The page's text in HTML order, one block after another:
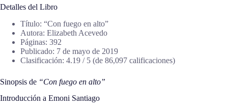
Detalles del Libro
Título: “Con fuego en alto”
Autora: Elizabeth Acevedo
Páginas: 392
Publicado: 7 de mayo de 2019
Clasificación: 4.19 / 5 (de 86,097 calificaciones)
Sinopsis de “Con fuego en alto”
Introducción a Emoni Santiago